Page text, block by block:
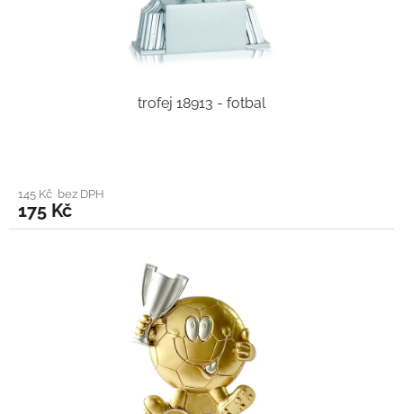
trofej 18913 - fotbal
145 Kč bez DPH
175 Kč